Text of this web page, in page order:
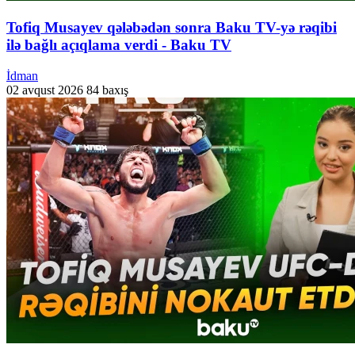
Tofiq Musayev qələbədən sonra Baku TV-yə rəqibi
ilə bağlı açıqlama verdi - Baku TV
İdman
02 avqust 2026 84 baxış